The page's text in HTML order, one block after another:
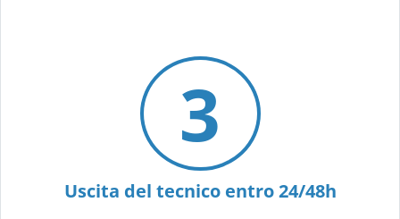
3
Uscita del tecnico entro 24/48h